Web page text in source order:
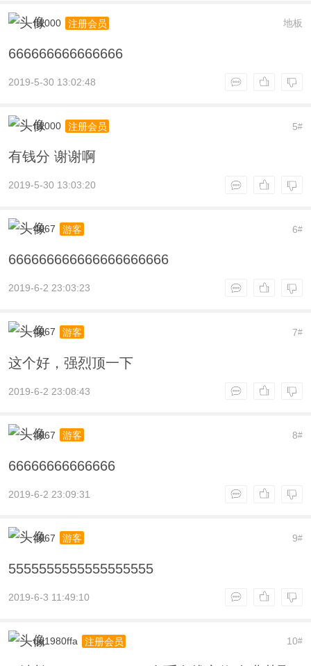
地板
ft1000 注册会员
666666666666666
2019-5-30 13:02:48
5#
ft1000 注册会员
有钱分 谢谢啊
2019-5-30 13:03:20
6#
4067 游客
666666666666666666666
2019-6-2 23:03:23
7#
4067 游客
这个好，强烈顶一下
2019-6-2 23:08:43
8#
4067 游客
66666666666666
2019-6-2 23:09:31
9#
4067 游客
5555555555555555555
2019-6-3 11:49:10
10#
qq1980ffa 注册会员